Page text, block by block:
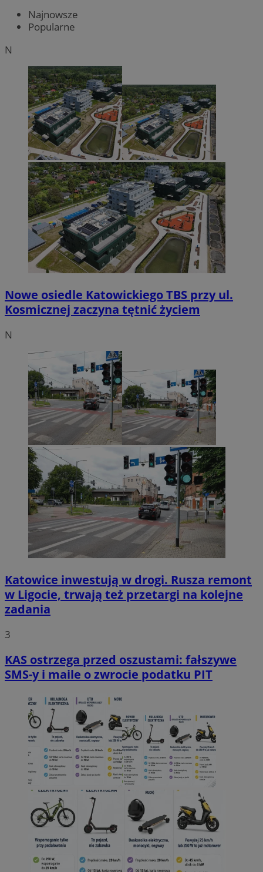
Najnowsze
Popularne
N
Nowe osiedle Katowickiego TBS przy ul.
Kosmicznej zaczyna tętnić życiem
N
Katowice inwestują w drogi. Rusza remont
w Ligocie, trwają też przetargi na kolejne
zadania
3
KAS ostrzega przed oszustami: fałszywe
SMS-y i maile o zwrocie podatku PIT